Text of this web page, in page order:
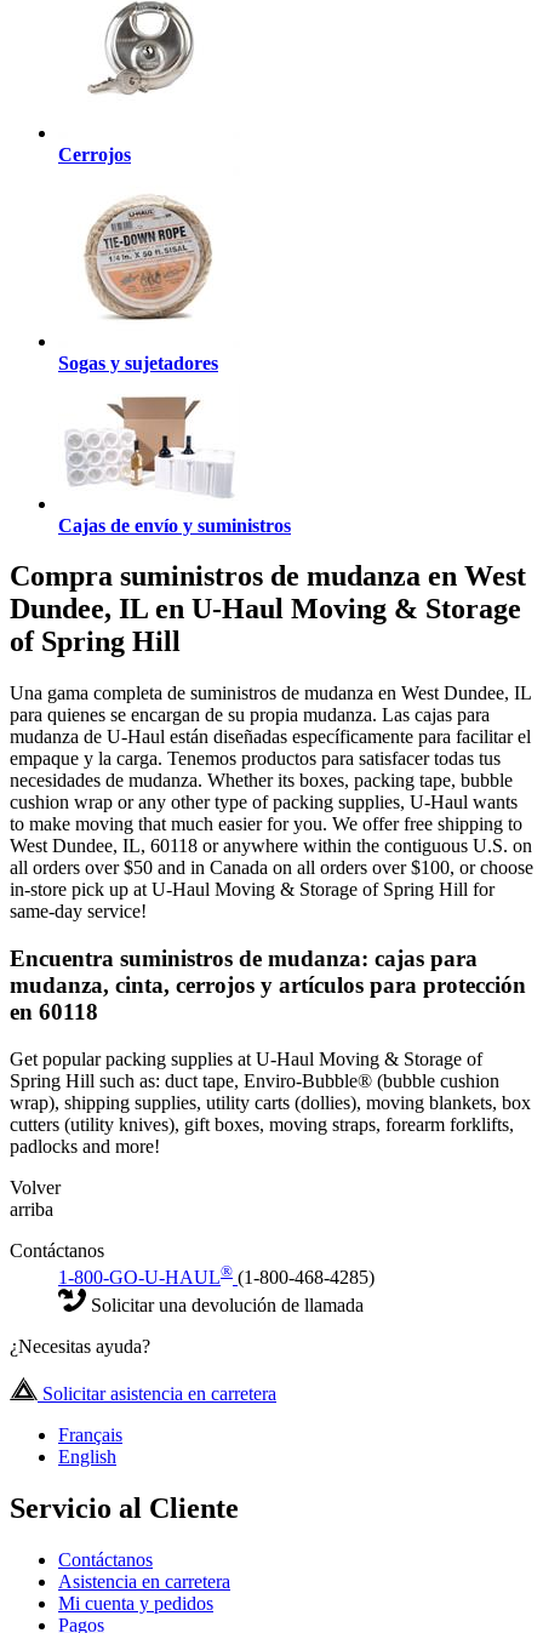
Cerrojos
Sogas y sujetadores
Cajas de envío y suministros
Compra suministros de mudanza en West
Dundee, IL en U-Haul Moving & Storage
of Spring Hill
Una gama completa de suministros de mudanza en West Dundee, IL
para quienes se encargan de su propia mudanza. Las cajas para
mudanza de U-Haul están diseñadas específicamente para facilitar el
empaque y la carga. Tenemos productos para satisfacer todas tus
necesidades de mudanza. Whether its boxes, packing tape, bubble
cushion wrap or any other type of packing supplies, U-Haul wants
to make moving that much easier for you. We offer free shipping to
West Dundee, IL, 60118 or anywhere within the contiguous U.S. on
all orders over $50 and in Canada on all orders over $100, or choose
in-store pick up at U-Haul Moving & Storage of Spring Hill for
same-day service!
Encuentra suministros de mudanza: cajas para
mudanza, cinta, cerrojos y artículos para protección
en 60118
Get popular packing supplies at U-Haul Moving & Storage of
Spring Hill such as: duct tape, Enviro-Bubble® (bubble cushion
wrap), shipping supplies, utility carts (dollies), moving blankets, box
cutters (utility knives), gift boxes, moving straps, forearm forklifts,
padlocks and more!
Volver
arriba
Contáctanos
1-800-GO-U-HAUL® (1-800-468-4285)
Solicitar una devolución de llamada
¿Necesitas ayuda?
Solicitar asistencia en carretera
Français
English
Servicio al Cliente
Contáctanos
Asistencia en carretera
Mi cuenta y pedidos
Pagos